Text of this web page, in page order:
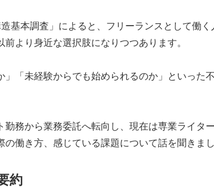
基本調査」によると、フリーランスとして働
より身近な選択肢になりつつあります。
」「未経験からでも始められるのか」といった
勤務から業務委託へ転向し、現在は専業ライタ
働き方、感じている課題について話を聞きまし
約